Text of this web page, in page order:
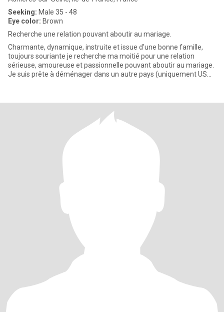
Seeking: Male 35 - 48
Eye color: Brown
Recherche une relation pouvant aboutir au mariage.
Charmante, dynamique, instruite et issue d'une bonne famille,
toujours souriante je recherche ma moitié pour une relation
sérieuse, amoureuse et passionnelle pouvant aboutir au mariage.
Je suis prête à déménager dans un autre pays (uniquement USA,